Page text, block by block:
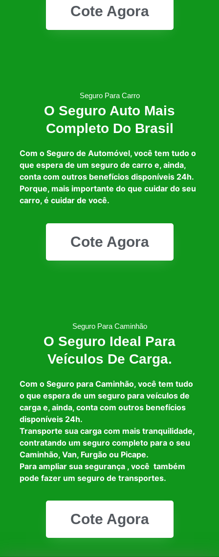
Cote Agora
Seguro Para Carro
O Seguro Auto Mais
Completo Do Brasil
Com o Seguro de Automóvel, você tem tudo o
que espera de um seguro de carro e, ainda,
conta com outros benefícios disponíveis 24h.
Porque, mais importante do que cuidar do seu
carro, é cuidar de você.
Cote Agora
Seguro Para Caminhão
O Seguro Ideal Para
Veículos De Carga.
Com o Seguro para Caminhão, você tem tudo
o que espera de um seguro para veículos de
carga e, ainda, conta com outros benefícios
disponíveis 24h.
Transporte sua carga com mais tranquilidade,
contratando um seguro completo para o seu
Caminhão, Van, Furgão ou Picape.
Para ampliar sua segurança , você também
pode fazer um seguro de transportes.
Cote Agora